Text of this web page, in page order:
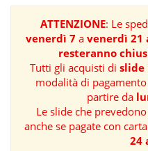
BOOK
RIVISTE
MANUALISTICA
SOFTWARE
ATTENZIONE: Le
venerdì 7a venerdì 21
resteranno
Tutti gli acquisti di slide
modalità di
partire da
Le slide che
anche se pagate con
24